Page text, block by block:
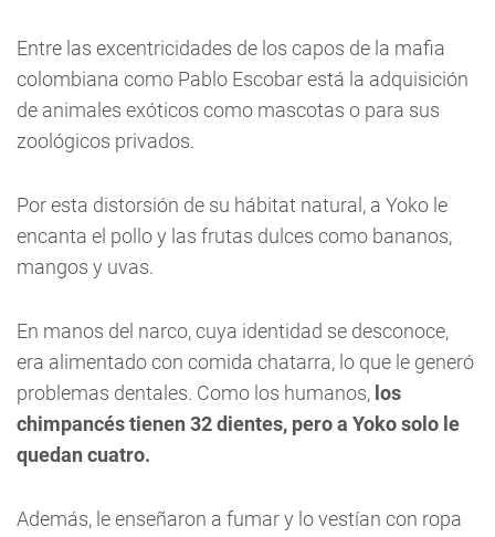
Entre las excentricidades de los capos de la mafia
colombiana como Pablo Escobar está la adquisición
de animales exóticos como mascotas o para sus
zoológicos privados.
Por esta distorsión de su hábitat natural, a Yoko le
encanta el pollo y las frutas dulces como bananos,
mangos y uvas.
En manos del narco, cuya identidad se desconoce,
era alimentado con comida chatarra, lo que le generó
problemas dentales. Como los humanos, los
chimpancés tienen 32 dientes, pero a Yoko solo le
quedan cuatro.
Además, le enseñaron a fumar y lo vestían con ropa